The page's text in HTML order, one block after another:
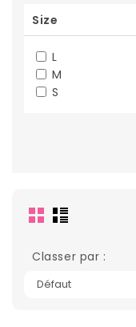
Size
L
M
S
Classer par :